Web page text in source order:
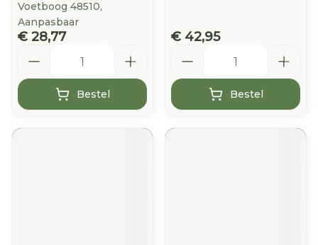
Voetboog 48510,
Aanpasbaar
€ 28,77
Bestel
€ 42,95
Bestel